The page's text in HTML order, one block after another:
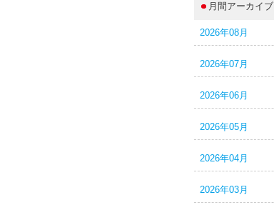
月間アーカイブ
2026年08月
2026年07月
2026年06月
2026年05月
2026年04月
2026年03月